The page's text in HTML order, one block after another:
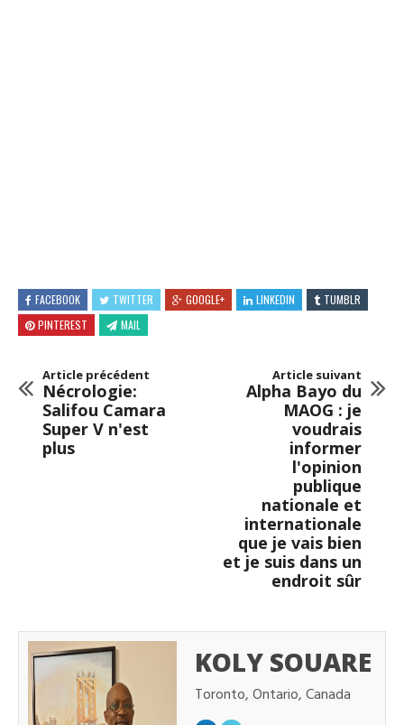
FACEBOOK TWITTER GOOGLE+ LINKEDIN
TUMBLR
PINTEREST
MAIL
Article précédent
Nécrologie:
Salifou Camara
Super V n'est
plus
Article suivant
Alpha Bayo du
MAOG : je
voudrais
informer
l'opinion
publique
nationale et
internationale
que je vais bien
et je suis dans un
endroit sûr
KOLY SOUARE
Toronto, Ontario, Canada